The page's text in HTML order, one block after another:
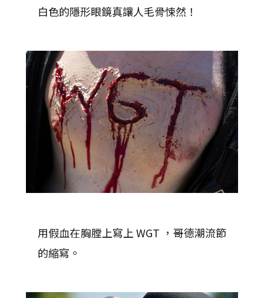
白色的隱形眼鏡真讓人毛骨悚然！
用假血在胸膛上寫上 WGT ，哥德潮流節
的縮寫。